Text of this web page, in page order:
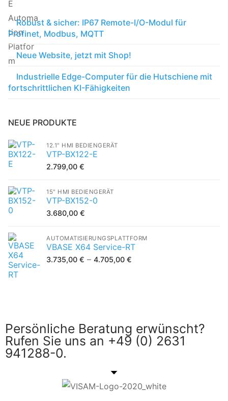
Robust & sicher: IP67 Remote-I/O-Modul für
Profinet, Modbus, MQTT
Neue Website, jetzt mit Shop!
Industrielle Edge-Computer für die Hutschiene mit
fortschrittlichen KI-Fähigkeiten
NEUE PRODUKTE
12.1" HMI BEDIENGERÄT
VTP-BX122-E
2.799,00 €
15" HMI BEDIENGERÄT
VTP-BX152-0
3.680,00 €
AUTOMATISIERUNGSPLATTFORM
VBASE X64 Service-RT
3.735,00 € – 4.705,00 €
Persönliche Beratung erwünscht?
Rufen Sie uns an +49 (0) 2631
941288-0.